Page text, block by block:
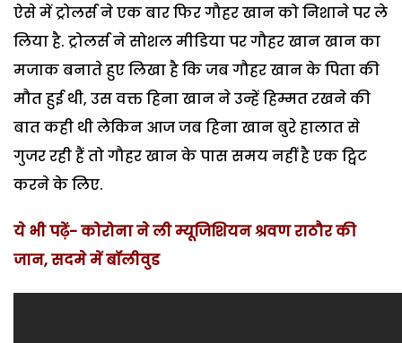
ऐसे में ट्रोलर्स ने एक बार फिर गौहर खान को निशाने पर ले
लिया है. ट्रोलर्स ने सोशल मीडिया पर गौहर खान खान का
मजाक बनाते हुए लिखा है कि जब गौहर खान के पिता की
मौत हुई थी, उस वक्त हिना खान ने उन्हें हिम्मत रखने की
बात कही थी लेकिन आज जब हिना खान बुरे हालात से
गुजर रही हैं तो गौहर खान के पास समय नहीं है एक ट्विट
करने के लिए.
ये भी पढ़ें-कोरोना ने ली म्यूजिशियन श्रवण राठौर की
जान, सदमे में बॉलीवुड